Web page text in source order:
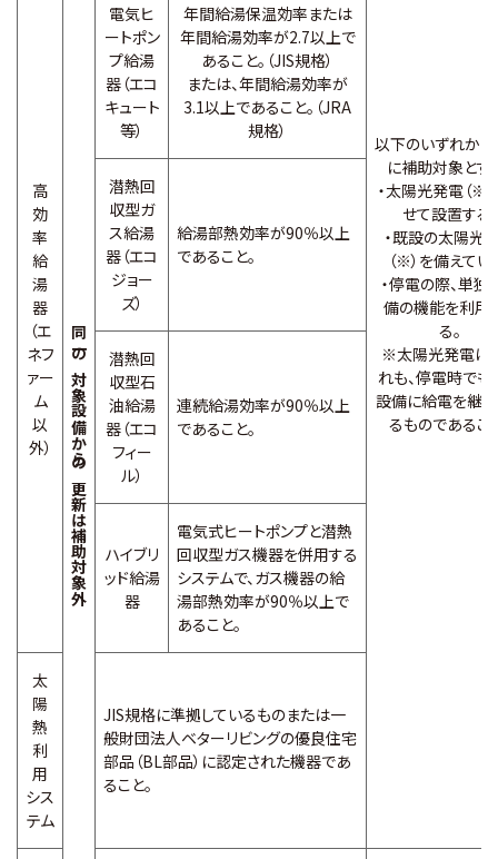
同一の対象設備からの更新は補助対象外
以下のいずれか
に補助対象とす
・太陽光発電（※
せて設置する。
・既設の太陽光
（※）を備えてい
・停電の際、単独
備の機能を利用
る。
※太陽光発電は
れも、停電時でも
設備に給電を継
るものであるこ
高
効
率
給
湯
器
（エ
ネフ
ァー
ム
以
外）
電気ヒ
ートポン
プ給湯
器（エコ
キュート
等）
年間給湯保温効率または
年間給湯効率が2.7以上で
あること。（JIS規格）
または、年間給湯効率が
3.1以上であること。（JRA
規格）
潜熱回
収型ガ
ス給湯
器（エコ
ジョー
ズ）
給湯部熱効率が90％以上
であること。
潜熱回
収型石
油給湯
器（エコ
フィー
ル）
連続給湯効率が90％以上
であること。
ハイブリ
ッド給湯
器
電気式ヒートポンプと潜熱
回収型ガス機器を併用する
システムで、ガス機器の給
湯部熱効率が90％以上で
あること。
太
陽
熱
利
用
シス
テム
JIS規格に準拠しているものまたは一
般財団法人ベターリビングの優良住宅
部品（BL部品）に認定された機器であ
ること。